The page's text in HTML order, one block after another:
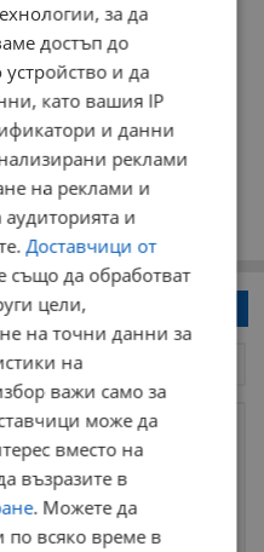
за да
достъп до
и да
като вашия IP
и данни
реклами
на реклами и
и
Доставчици от
да обработват
цели,
на точни данни за
на
важи само за
може да
вместо на
възразите в
. Можете да
по всяко време в